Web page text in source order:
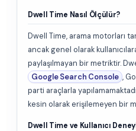
Dwell Time Nasıl Ölçülür?
Dwell Time, arama motorları
ancak genel olarak
paylaşılmayan bir metriktir.
Google Search Console ,
parti araçlarla
kesin olarak erişilemeyen bir
Dwell Time ve Kullanıcı